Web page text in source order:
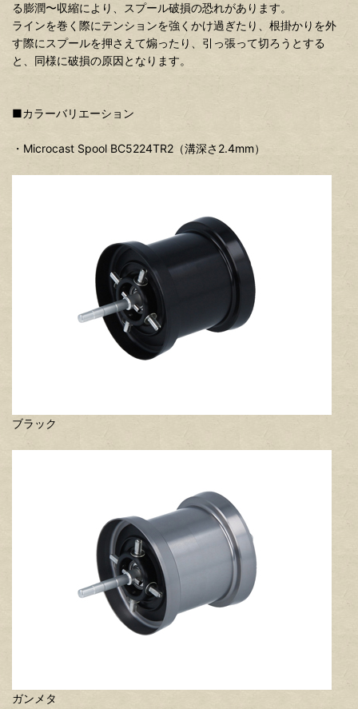
る膨潤〜収縮により、スプール破損の恐れがあります。
ラインを巻く際にテンションを強くかけ過ぎたり、根掛かりを外
す際にスプールを押さえて煽ったり、引っ張って切ろうとする
と、同様に破損の原因となります。
■カラーバリエーション
・Microcast Spool BC5224TR2（溝深さ2.4mm）
ブラック
ガンメタ